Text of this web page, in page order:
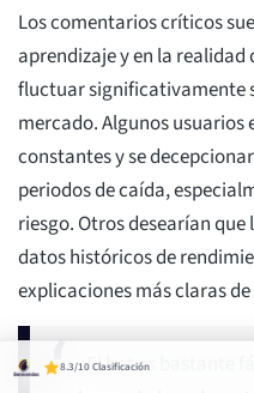
Los comentarios críticos
aprendizaje y en la realidad
fluctuar significativamente
mercado. Algunos
constantes y se
periodos de caída,
riesgo. Otros desearían
datos históricos de
explicaciones más claras
El bot es bastante
8.3/10 Clasificación